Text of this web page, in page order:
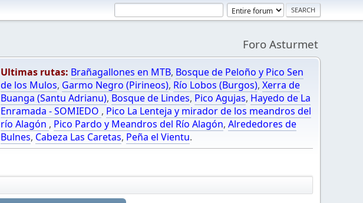
Foro Asturmet
Ultimas rutas: Brañagallones en MTB, Bosque de Peloño y Pico Sen
de los Mulos, Garmo Negro (Pirineos), Río Lobos (Burgos), Xerra de
Buanga (Santu Adrianu), Bosque de Lindes, Pico Agujas, Hayedo de La
Enramada - SOMIEDO , Pico La Lenteja y mirador de los meandros del
río Alagón , Pico Pardo y Meandros del Río Alagón, Alrededores de
Bulnes, Cabeza Las Caretas, Peña el Vientu.